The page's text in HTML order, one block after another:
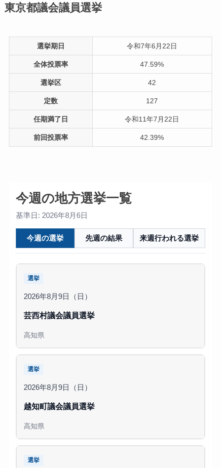
東京都議会議員選挙
選挙期日 令和7年6月22日
全体投票率 47.59%
選挙区 42
定数 127
任期満了日 令和11年7月22日
前回投票率 42.39%
今週の地方選挙一覧
基準日: 2026年8月6日
今週の選挙 先週の結果 来週行われる選挙
選挙
2026年8月9日（日）
芸西村議会議員選挙
高知県
選挙
2026年8月9日（日）
越知町議会議員選挙
高知県
選挙